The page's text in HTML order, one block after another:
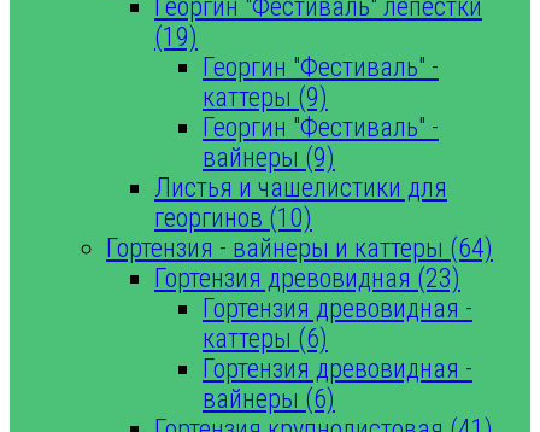
Георгин "Фестиваль" лепестки
(19)
Георгин "Фестиваль" -
каттеры (9)
Георгин "Фестиваль" -
вайнеры (9)
Листья и чашелистики для
георгинов (10)
Гортензия - вайнеры и каттеры (64)
Гортензия древовидная (23)
Гортензия древовидная -
каттеры (6)
Гортензия древовидная -
вайнеры (6)